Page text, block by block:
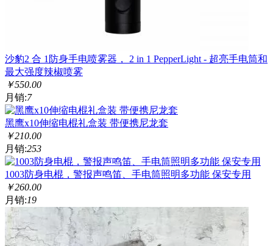
沙豹2 合 1防身手电喷雾器， 2 in 1 PepperLight - 超亮手电筒和
最大强度辣椒喷雾
￥550.00
月销:7
黑鹰x10伸缩电棍礼盒装 带便携尼龙套
￥210.00
月销:253
1003防身电棍，警报声鸣笛、手电筒照明多功能 保安专用
￥260.00
月销:19